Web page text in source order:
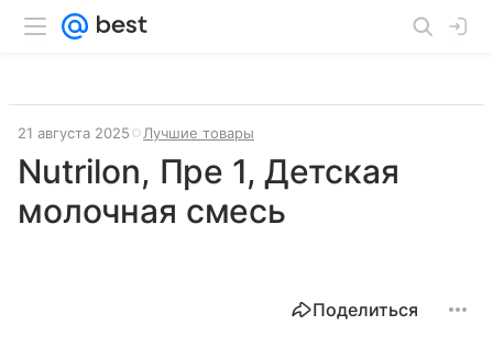
21 августа 2025 Лучшие товары
Nutrilon, Пре 1, Детская
молочная смесь
Поделиться